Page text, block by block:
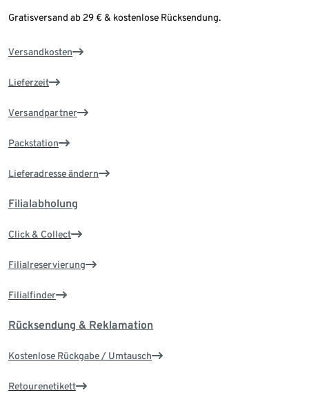
Gratisversand ab 29 € & kostenlose Rücksendung.
Versandkosten
Lieferzeit
Versandpartner
Packstation
Lieferadresse ändern
Filialabholung
Click & Collect
Filialreservierung
Filialfinder
Rücksendung & Reklamation
Kostenlose Rückgabe / Umtausch
Retourenetikett